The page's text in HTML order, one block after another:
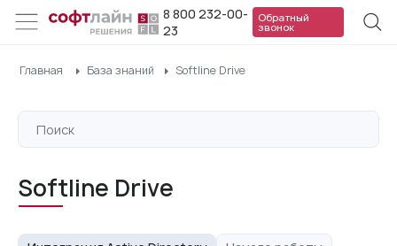
8 800 232-00-
23
Обратный
звонок
Главная База знаний Softline Drive
Softline Drive